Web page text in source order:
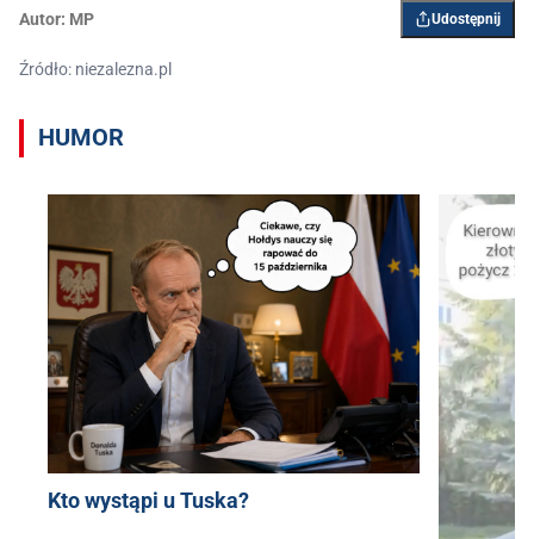
Autor: MP Udostępnij
Źródło: niezalezna.pl
HUMOR
Kto wystąpi u Tuska?